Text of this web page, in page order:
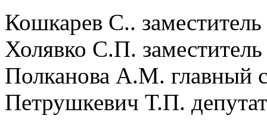
Кошкарев С..
Холявко С.П.
Полканова А.М. главный
Петрушкевич Т.П.